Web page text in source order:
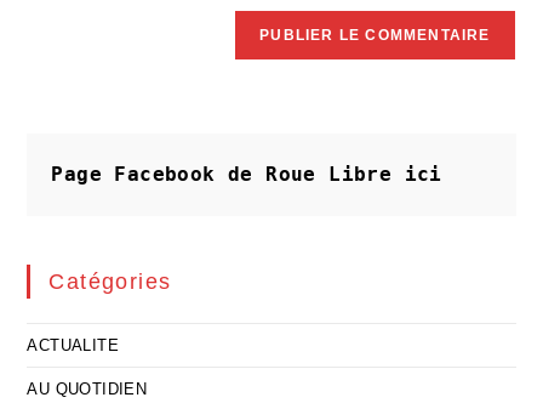
Page Facebook de Roue Libre ici
Catégories
ACTUALITE
AU QUOTIDIEN